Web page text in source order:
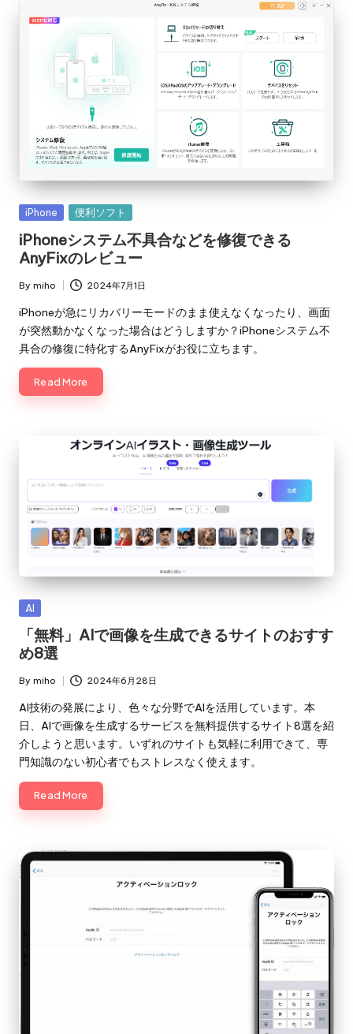
Posted
iPhone 便利ソフト
iPhoneシステム不具合などを修復できる
AnyFixのレビュー
Posted
by
By miho 2024年7月1日
iPhoneが急にリカバリーモードのまま使えなくなったり、画面
が突然動かなくなった場合はどうしますか？iPhoneシステム不
具合の修復に特化するAnyFixがお役に立ちます。
Read More
Posted
AI
「無料」AIで画像を生成できるサイトのおすす
め8選
Posted
by
By miho 2024年6月28日
AI技術の発展により、色々な分野でAIを活用しています。本
日、AIで画像を生成するサービスを無料提供するサイト8選を紹
介しようと思います。いずれのサイトも気軽に利用できて、専
門知識のない初心者でもストレスなく使えます。
Read More